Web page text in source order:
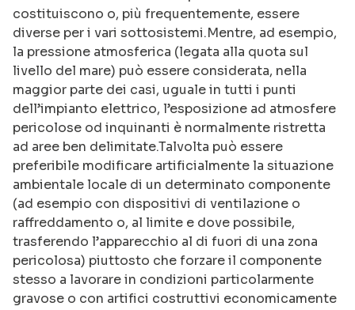
costituiscono o, più frequentemente, essere
diverse per i vari sottosistemi.Mentre, ad esempio,
la pressione atmosferica (legata alla quota sul
livello del mare) può essere considerata, nella
maggior parte dei casi, uguale in tutti i punti
dell’impianto elettrico, l’esposizione ad atmosfere
pericolose od inquinanti è normalmente ristretta
ad aree ben delimitate.Talvolta può essere
preferibile modificare artificialmente la situazione
ambientale locale di un determinato componente
(ad esempio con dispositivi di ventilazione o
raffreddamento o, al limite e dove possibile,
trasferendo l’apparecchio al di fuori di una zona
pericolosa) piuttosto che forzare il componente
stesso a lavorare in condizioni particolarmente
gravose o con artifici costruttivi economicamente